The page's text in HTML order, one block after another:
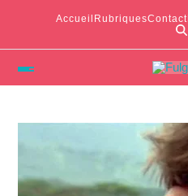
Accueil RubriquesContact